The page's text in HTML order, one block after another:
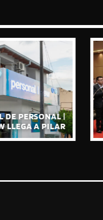
PERSONAL |
LLEGA A PILAR